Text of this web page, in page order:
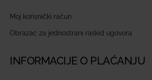
Moj korisnički račun
Obrazac za jednostrani raskid ugovora
INFORMACIJE O PLAĆANJU